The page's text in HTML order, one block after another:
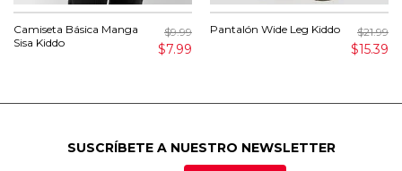
Camiseta Básica Manga
Sisa Kiddo
$9.99
$7.99
Pantalón Wide Leg Kiddo $21.99
$15.39
SUSCRÍBETE A NUESTRO NEWSLETTER